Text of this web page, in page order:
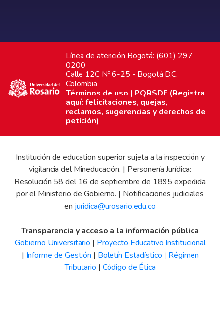
Línea de atención Bogotá: (601) 297
0200
Calle 12C Nº 6-25 - Bogotá D.C.
Colombia
Términos de uso | PQRSDF (Registra
aquí: felicitaciones, quejas,
reclamos, sugerencias y derechos de
petición)
Institución de education superior sujeta a la inspección y
vigilancia del Mineducación. | Personería Jurídica:
Resolución 58 del 16 de septiembre de 1895 expedida
por el Ministerio de Gobierno. | Notificaciones judiciales
en juridica@urosario.edu.co
Transparencia y acceso a la información pública
Gobierno Universitario | Proyecto Educativo Institucional
| Informe de Gestión | Boletín Estadístico | Régimen
Tributario | Código de Ética